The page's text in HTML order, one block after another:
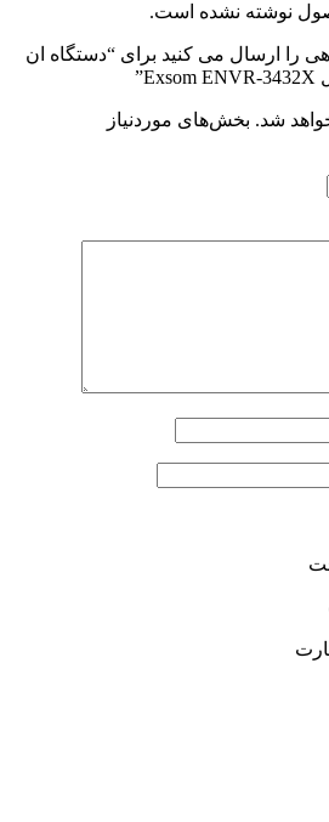
نوشته نشده است.
را ارسال می کنید برای “دستگاه ان
شد. بخش‌های موردنیاز